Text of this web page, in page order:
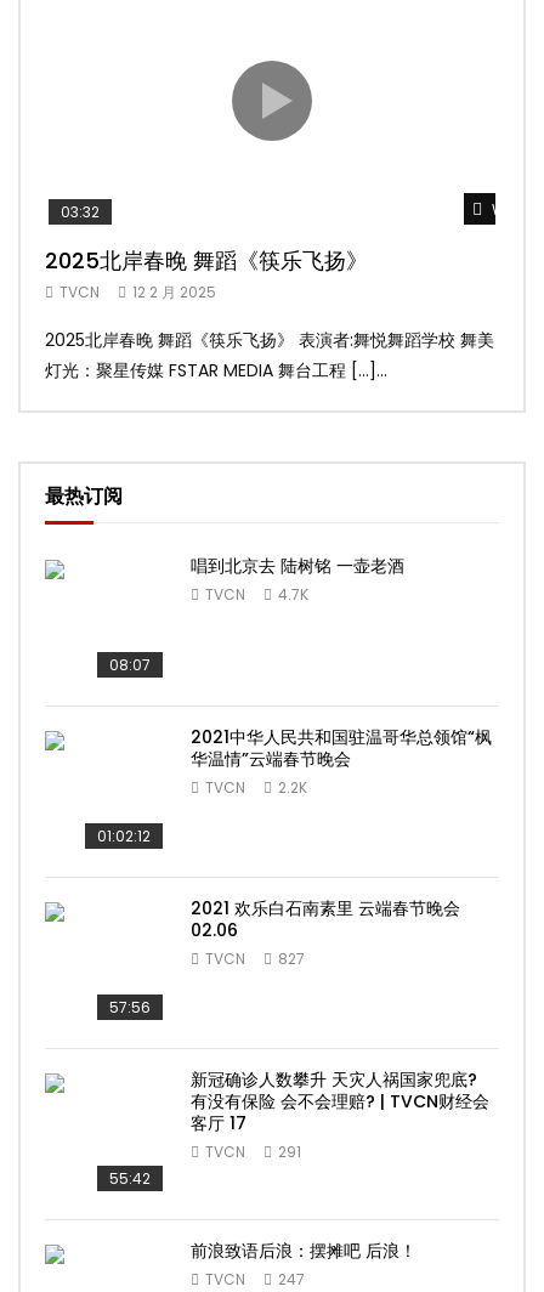
Watch
03:32
2025北岸春晚 舞蹈《筷乐飞扬》
TVCN 12 2 月 2025
2025北岸春晚 舞蹈《筷乐飞扬》 表演者:舞悦舞蹈学校 舞美
灯光：聚星传媒 FSTAR MEDIA 舞台工程 […]...
最热订阅
08:07
唱到北京去 陆树铭 一壶老酒
TVCN 4.7K
01:02:12
2021中华人民共和国驻温哥华总领馆“枫
华温情”云端春节晚会
TVCN 2.2K
57:56
2021 欢乐白石南素里 云端春节晚会
02.06
TVCN 827
55:42
新冠确诊人数攀升 天灾人祸国家兜底?
有没有保险 会不会理赔? | TVCN财经会
客厅 17
TVCN 291
前浪致语后浪：摆摊吧 后浪！
TVCN 247